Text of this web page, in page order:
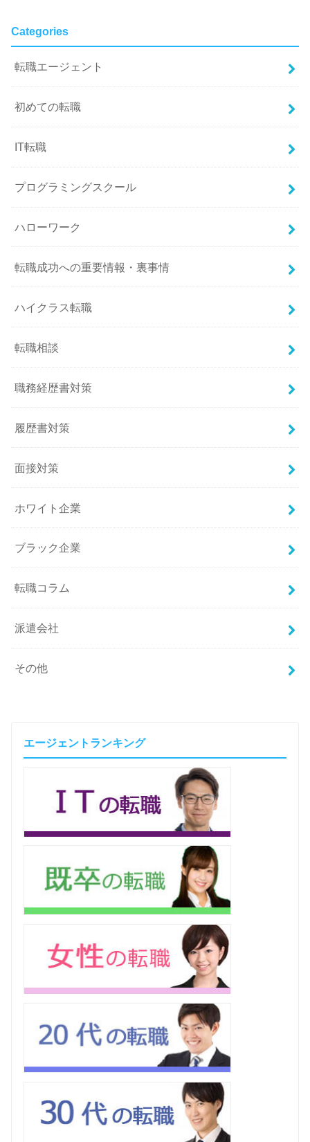
Categories
転職エージェント
初めての転職
IT転職
プログラミングスクール
ハローワーク
転職成功への重要情報・裏事情
ハイクラス転職
転職相談
職務経歴書対策
履歴書対策
面接対策
ホワイト企業
ブラック企業
転職コラム
派遣会社
その他
エージェントランキング